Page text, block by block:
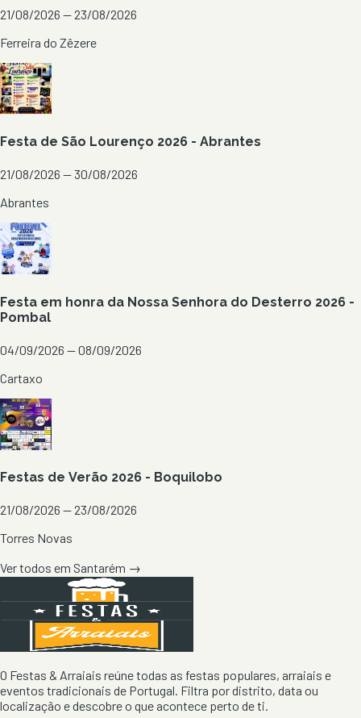
21/08/2026 — 23/08/2026
Ferreira do Zêzere
Festa de São Lourenço 2026 - Abrantes
21/08/2026 — 30/08/2026
Abrantes
Festa em honra da Nossa Senhora do Desterro 2026 -
Pombal
04/09/2026 — 08/09/2026
Cartaxo
Festas de Verão 2026 - Boquilobo
21/08/2026 — 23/08/2026
Torres Novas
Ver todos em Santarém →
O Festas & Arraiais reúne todas as festas populares, arraiais e
eventos tradicionais de Portugal. Filtra por distrito, data ou
localização e descobre o que acontece perto de ti.